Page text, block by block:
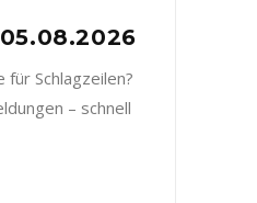
Schlagzeilen?
– schnell